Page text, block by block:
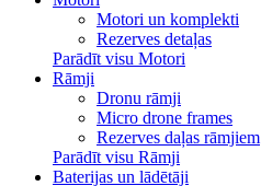
Motori un komplekti
Rezerves detaļas
Parādīt visu Motori
Rāmji
Dronu rāmji
Micro drone frames
Rezerves daļas rāmjiem
Parādīt visu Rāmji
Baterijas un lādētāji